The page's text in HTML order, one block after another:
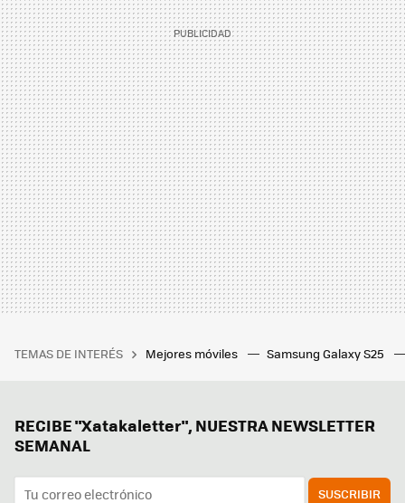
TEMAS DE INTERÉS Mejores móviles Samsung Galaxy S25
RECIBE "Xatakaletter", NUESTRA NEWSLETTER
SEMANAL
SUSCRIBIR